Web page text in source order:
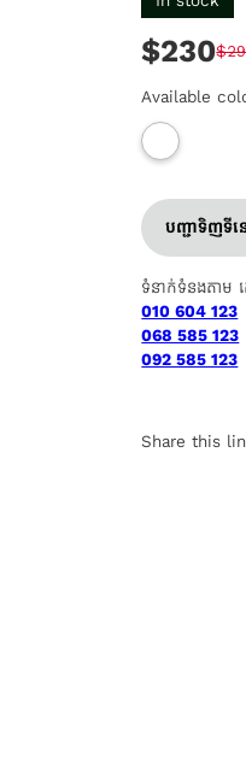
$230
Available
បញ្ជាទិញទីន
ទំនាក់ទំនងតាម
010 604 123
068 585 123
092 585 123
Share this